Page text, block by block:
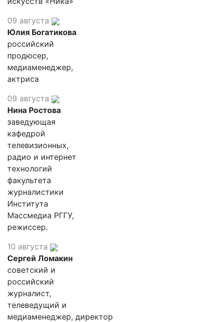
09 августа
Юлия Богатикова
российский
продюсер,
медиаменеджер,
актриса
09 августа
Нина Ростова
заведующая
кафедрой
телевизионных,
радио и интернет
технологий
факультета
журналистики
Института
Массмедиа РГГУ,
режиссер.
10 августа
Сергей Ломакин
советский и
российский
журналист,
телеведущий и
медиаменеджер, директор